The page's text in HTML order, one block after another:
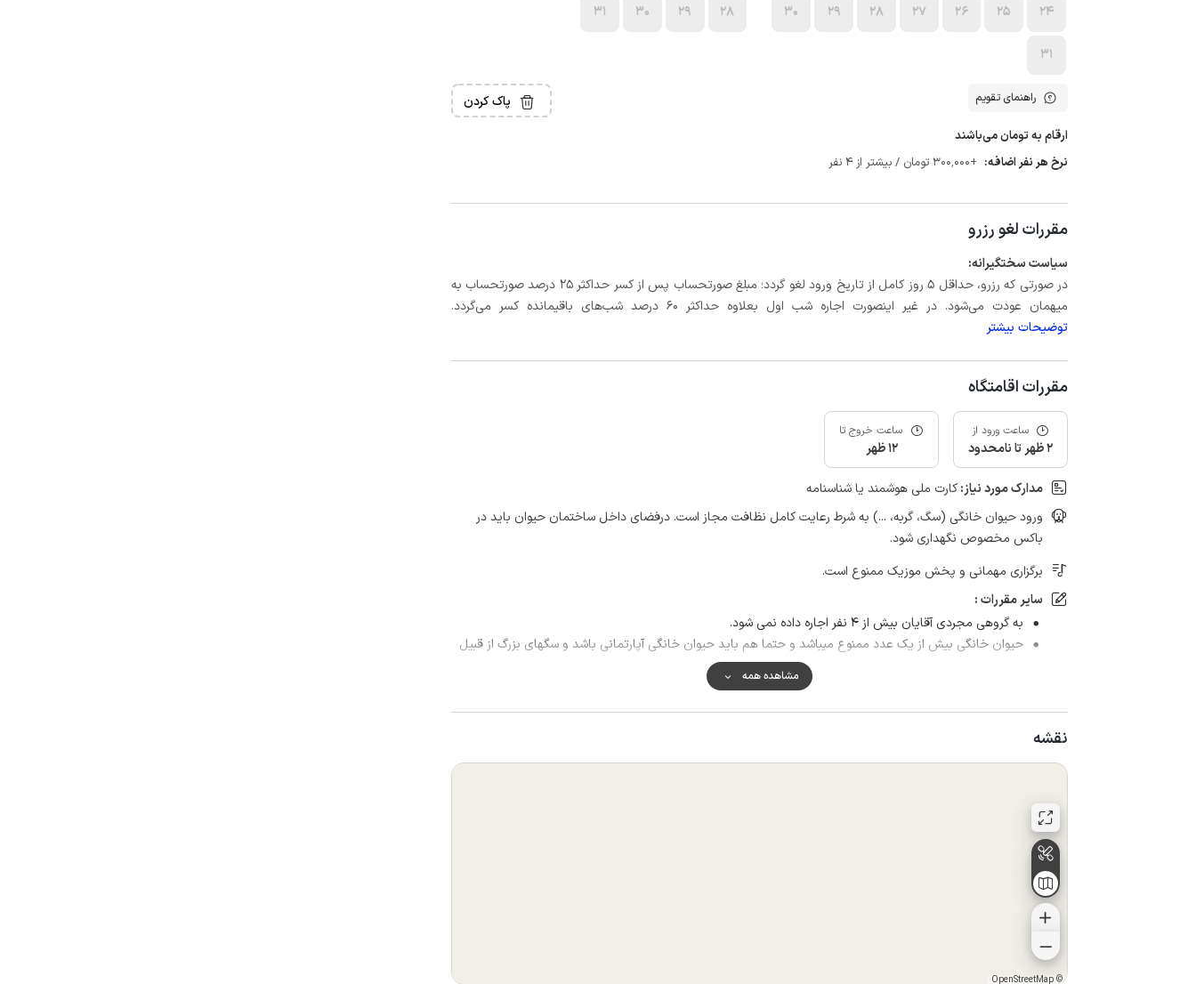
24
25
26
27
28
29
30
31
28
29
30
31
راهنمای تقویم پاک کردن
ارقام به تومان می‌باشند
نرخ هر نفر اضافه: +300٬000 تومان / بیشتر از 4 نفر
مقررات لغو رزرو
سیاست سختگیرانه:
در صورتی که رزرو، حداقل 5 روز کامل از تاریخ ورود لغو گردد؛ مبلغ صورتحساب پس از کسر حداکثر 25 درصد صورتحساب به
میهمان عودت می‌شود. در غیر اینصورت اجاره شب اول بعلاوه حداکثر 60 درصد شب‌های باقیمانده کسر می‌گردد.
توضیحات بیشتر
مقررات اقامتگاه
ساعت ورود از
2 ظهر تا نامحدود
ساعت خروج تا
12 ظهر
مدارک مورد نیاز:کارت ملی هوشمند یا شناسنامه
ورود حیوان خانگی (سگ، گربه، ...) به شرط رعایت کامل نظافت مجاز است. درفضای داخل ساختمان حیوان باید در
باکس مخصوص نگهداری شود.
برگزاری مهمانی و پخش موزیک ممنوع است.
سایر مقررات :
به گروهی مجردی آقایان بیش از ۴ نفر اجاره داده نمی شود.
حیوان خانگی بیش از یک عدد ممنوع میباشد و حتما هم باید حیوان خانگی آپارتمانی باشد و سگهای بزرگ از قبیل
مشاهده همه
نقشه
©
OpenStreetMap